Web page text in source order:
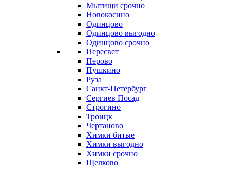
Мытищи срочно
Новокосино
Одинцово
Одинцово выгодно
Одинцово срочно
Пересвет
Перово
Пушкино
Руза
Санкт-Петербург
Сергиев Посад
Строгино
Троицк
Чертаново
Химки битые
Химки выгодно
Химки срочно
Щелково